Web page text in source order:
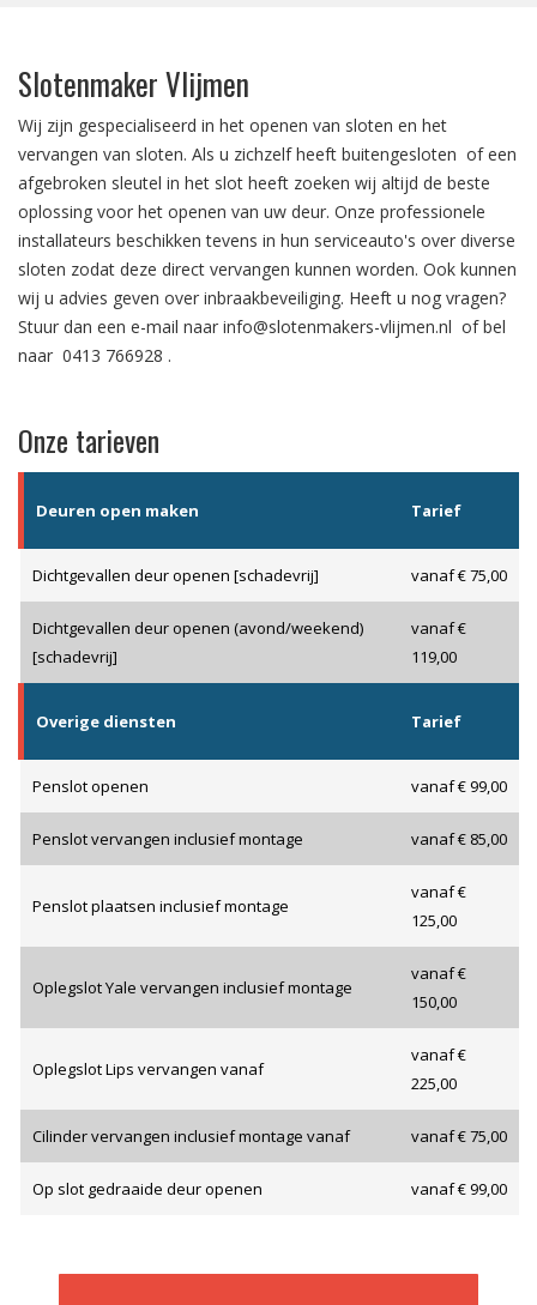
Slotenmaker Vlijmen
Wij zijn gespecialiseerd in het openen van sloten en het
vervangen van sloten. Als u zichzelf heeft buitengesloten of een
afgebroken sleutel in het slot heeft zoeken wij altijd de beste
oplossing voor het openen van uw deur. Onze professionele
installateurs beschikken tevens in hun serviceauto's over diverse
sloten zodat deze direct vervangen kunnen worden. Ook kunnen
wij u advies geven over inbraakbeveiliging. Heeft u nog vragen?
Stuur dan een e-mail naar info@slotenmakers-vlijmen.nl of bel
naar 0413 766928 .
Onze tarieven
Deuren open maken Tarief
Dichtgevallen deur openen [schadevrij] vanaf € 75,00
Dichtgevallen deur openen (avond/weekend)
[schadevrij]
vanaf €
119,00
Overige diensten Tarief
Penslot openen vanaf € 99,00
Penslot vervangen inclusief montage vanaf € 85,00
Penslot plaatsen inclusief montage
vanaf €
125,00
Oplegslot Yale vervangen inclusief montage
vanaf €
150,00
Oplegslot Lips vervangen vanaf
vanaf €
225,00
Cilinder vervangen inclusief montage vanaf vanaf € 75,00
Op slot gedraaide deur openen vanaf € 99,00